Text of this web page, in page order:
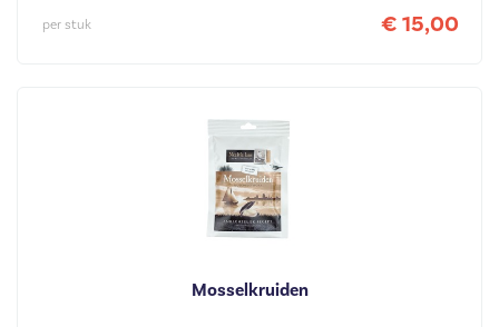
€ 15,00
per stuk
Mosselkruiden